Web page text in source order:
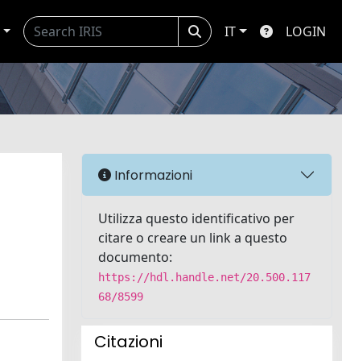
IT LOGIN
Informazioni
Utilizza questo identificativo per
citare o creare un link a questo
documento:
https://hdl.handle.net/20.500.117
68/8599
Citazioni